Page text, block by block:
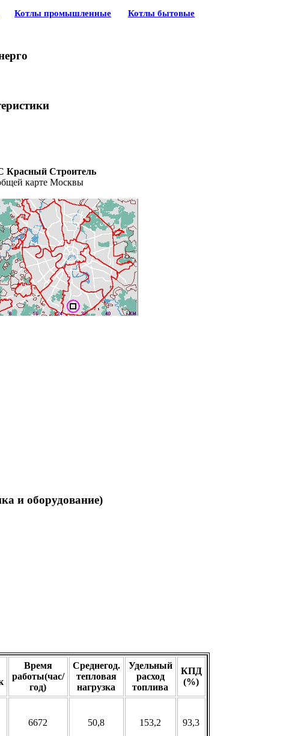
Котлы промышленные
Котлы бытовые
Красный Строитель
карте Москвы
и оборудование)
Время
работы(час/
год)
Среднегод.
тепловая
нагрузка
Удельный
расход
топлива
КПД
(%)
6672 50,8 153,2 93,3